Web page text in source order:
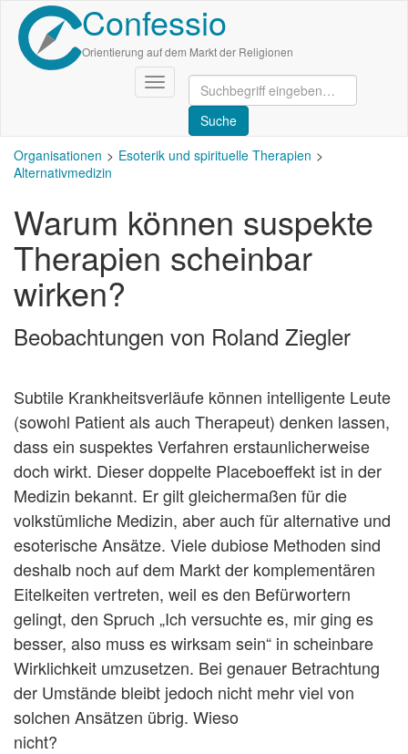
Direkt
zum
Inhalt
Confessio
Orientierung auf dem Markt der Religionen
Navigation
aktivieren/deaktivieren
Organisationen
Esoterik und spirituelle Therapien
Alternativmedizin
Warum können suspekte
Therapien scheinbar
wirken?
Beobachtungen von Roland Ziegler
Subtile Krankheitsverläufe können intelligente Leute
(sowohl Patient als auch Therapeut) denken lassen,
dass ein suspektes Verfahren erstaunlicherweise
doch wirkt. Dieser doppelte Placeboeffekt ist in der
Medizin bekannt. Er gilt gleichermaßen für die
volkstümliche Medizin, aber auch für alternative und
esoterische Ansätze. Viele dubiose Methoden sind
deshalb noch auf dem Markt der komplementären
Eitelkeiten vertreten, weil es den Befürwortern
gelingt, den Spruch „Ich versuchte es, mir ging es
besser, also muss es wirksam sein“ in scheinbare
Wirklichkeit umzusetzen. Bei genauer Betrachtung
der Umstände bleibt jedoch nicht mehr viel von
solchen Ansätzen übrig. Wieso
nicht?